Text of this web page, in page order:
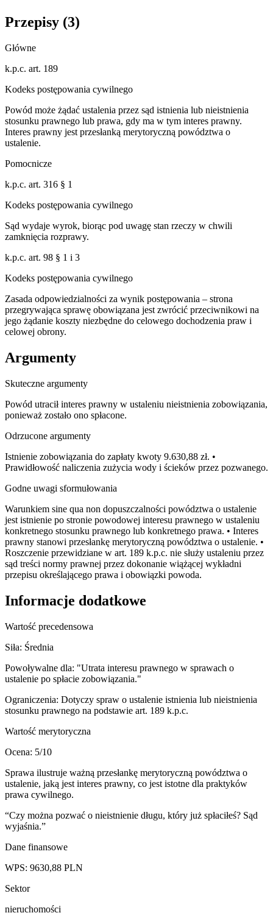
Przepisy (3)
Główne
k.p.c. art. 189
Kodeks postępowania cywilnego
Powód może żądać ustalenia przez sąd istnienia lub nieistnienia
stosunku prawnego lub prawa, gdy ma w tym interes prawny.
Interes prawny jest przesłanką merytoryczną powództwa o
ustalenie.
Pomocnicze
k.p.c. art. 316 § 1
Kodeks postępowania cywilnego
Sąd wydaje wyrok, biorąc pod uwagę stan rzeczy w chwili
zamknięcia rozprawy.
k.p.c. art. 98 § 1 i 3
Kodeks postępowania cywilnego
Zasada odpowiedzialności za wynik postępowania – strona
przegrywająca sprawę obowiązana jest zwrócić przeciwnikowi na
jego żądanie koszty niezbędne do celowego dochodzenia praw i
celowej obrony.
Argumenty
Skuteczne argumenty
Powód utracił interes prawny w ustaleniu nieistnienia zobowiązania,
ponieważ zostało ono spłacone.
Odrzucone argumenty
Istnienie zobowiązania do zapłaty kwoty 9.630,88 zł. •
Prawidłowość naliczenia zużycia wody i ścieków przez pozwanego.
Godne uwagi sformułowania
Warunkiem sine qua non dopuszczalności powództwa o ustalenie
jest istnienie po stronie powodowej interesu prawnego w ustaleniu
konkretnego stosunku prawnego lub konkretnego prawa. • Interes
prawny stanowi przesłankę merytoryczną powództwa o ustalenie. •
Roszczenie przewidziane w art. 189 k.p.c. nie służy ustaleniu przez
sąd treści normy prawnej przez dokonanie wiążącej wykładni
przepisu określającego prawa i obowiązki powoda.
Informacje dodatkowe
Wartość precedensowa
Siła: Średnia
Powoływalne dla: "Utrata interesu prawnego w sprawach o
ustalenie po spłacie zobowiązania."
Ograniczenia: Dotyczy spraw o ustalenie istnienia lub nieistnienia
stosunku prawnego na podstawie art. 189 k.p.c.
Wartość merytoryczna
Ocena: 5/10
Sprawa ilustruje ważną przesłankę merytoryczną powództwa o
ustalenie, jaką jest interes prawny, co jest istotne dla praktyków
prawa cywilnego.
“Czy można pozwać o nieistnienie długu, który już spłaciłeś? Sąd
wyjaśnia.”
Dane finansowe
WPS: 9630,88 PLN
Sektor
nieruchomości